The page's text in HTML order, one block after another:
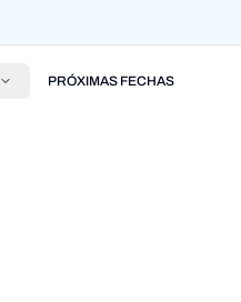
PRÓXIMAS FECHAS